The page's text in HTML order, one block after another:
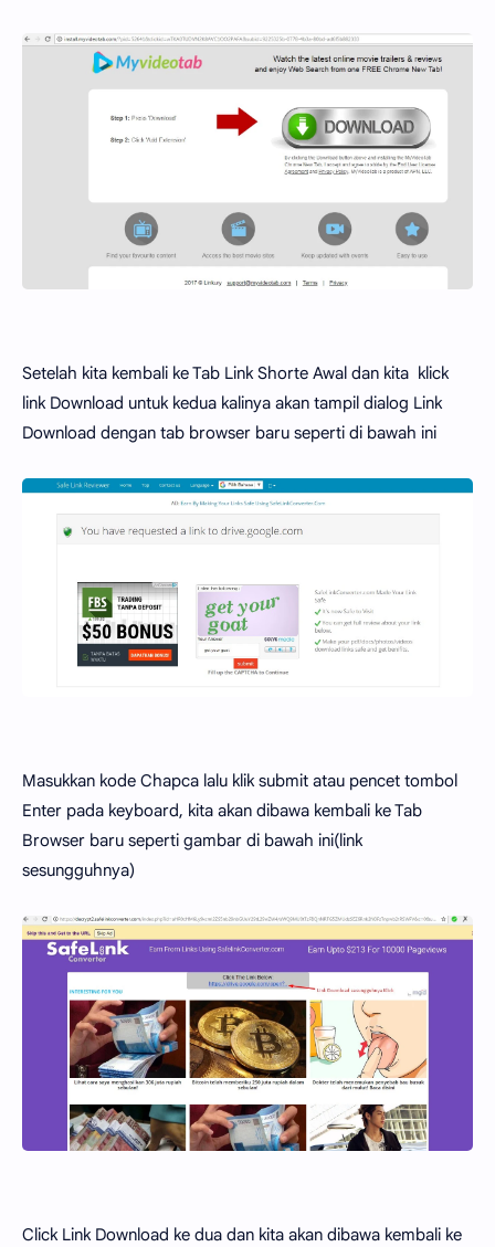
Setelah kita kembali ke Tab Link Shorte Awal dan kita klick
link Download untuk kedua kalinya akan tampil dialog Link
Download dengan tab browser baru seperti di bawah ini
Masukkan kode Chapca lalu klik submit atau pencet tombol
Enter pada keyboard, kita akan dibawa kembali ke Tab
Browser baru seperti gambar di bawah ini(link
sesungguhnya)
Click Link Download ke dua dan kita akan dibawa kembali ke